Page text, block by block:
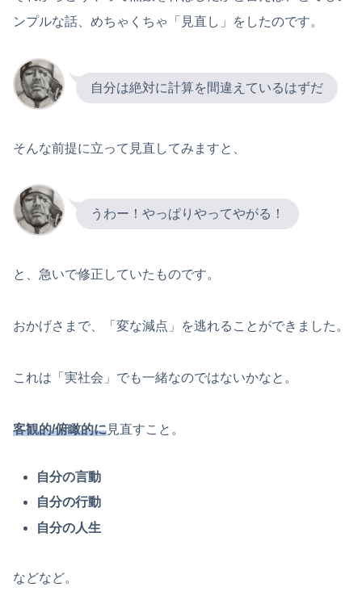
ンプルな話、めちゃくちゃ「見直し」をしたのです。
自分は絶対に計算を間違えているはずだ
そんな前提に立って見直してみますと、
うわー！やっぱりやってやがる！
と、急いで修正していたものです。
おかげさまで、「変な減点」を逃れることができました。
これは「実社会」でも一緒なのではないかなと。
客観的/俯瞰的に見直すこと。
自分の言動
自分の行動
自分の人生
などなど。